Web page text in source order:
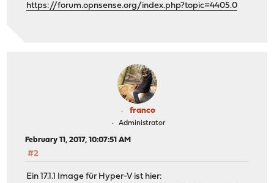
https://forum.opnsense.org/index.php?topic=4405.0
franco
Administrator
February 11, 2017, 10:07:51 AM
#2
Ein 17.1.1 Image für Hyper-V ist hier: